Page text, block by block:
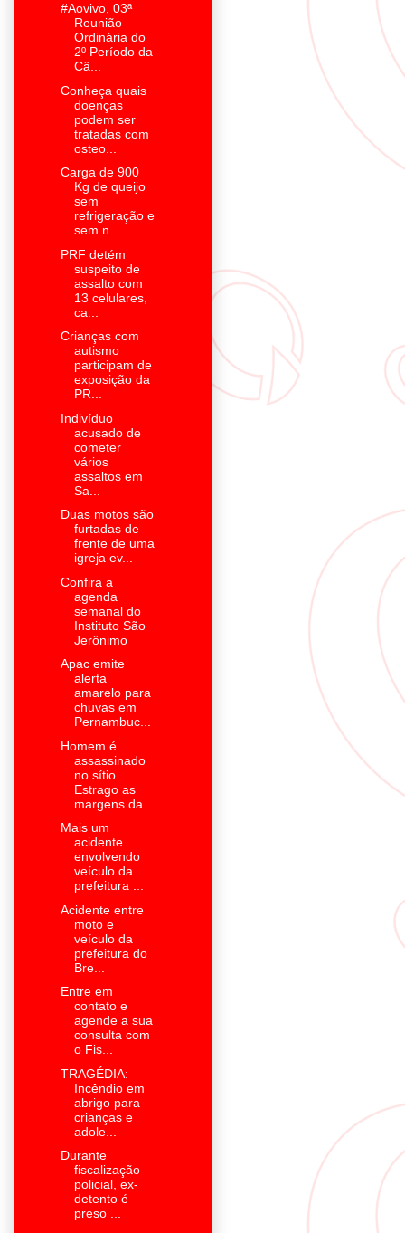
#Aovivo, 03ª
Reunião
Ordinária do
2º Período da
Câ...
Conheça quais
doenças
podem ser
tratadas com
osteo...
Carga de 900
Kg de queijo
sem
refrigeração e
sem n...
PRF detém
suspeito de
assalto com
13 celulares,
ca...
Crianças com
autismo
participam de
exposição da
PR...
Indivíduo
acusado de
cometer
vários
assaltos em
Sa...
Duas motos são
furtadas de
frente de uma
igreja ev...
Confira a
agenda
semanal do
Instituto São
Jerônimo
Apac emite
alerta
amarelo para
chuvas em
Pernambuc...
Homem é
assassinado
no sítio
Estrago as
margens da...
Mais um
acidente
envolvendo
veículo da
prefeitura ...
Acidente entre
moto e
veículo da
prefeitura do
Bre...
Entre em
contato e
agende a sua
consulta com
o Fis...
TRAGÉDIA:
Incêndio em
abrigo para
crianças e
adole...
Durante
fiscalização
policial, ex-
detento é
preso ...